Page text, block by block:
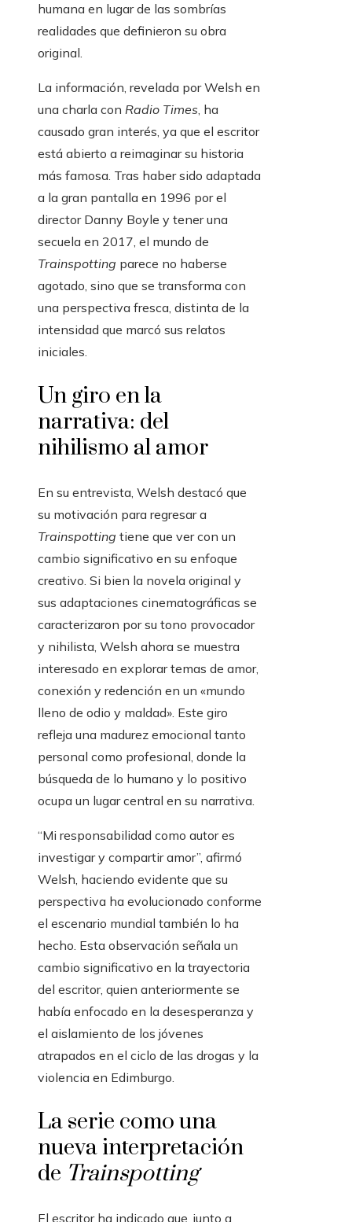
humana en lugar de las sombrías
realidades que definieron su obra
original.
La información, revelada por Welsh en
una charla con Radio Times, ha
causado gran interés, ya que el escritor
está abierto a reimaginar su historia
más famosa. Tras haber sido adaptada
a la gran pantalla en 1996 por el
director Danny Boyle y tener una
secuela en 2017, el mundo de
Trainspotting parece no haberse
agotado, sino que se transforma con
una perspectiva fresca, distinta de la
intensidad que marcó sus relatos
iniciales.
Un giro en la
narrativa: del
nihilismo al amor
En su entrevista, Welsh destacó que
su motivación para regresar a
Trainspotting tiene que ver con un
cambio significativo en su enfoque
creativo. Si bien la novela original y
sus adaptaciones cinematográficas se
caracterizaron por su tono provocador
y nihilista, Welsh ahora se muestra
interesado en explorar temas de amor,
conexión y redención en un «mundo
lleno de odio y maldad». Este giro
refleja una madurez emocional tanto
personal como profesional, donde la
búsqueda de lo humano y lo positivo
ocupa un lugar central en su narrativa.
“Mi responsabilidad como autor es
investigar y compartir amor”, afirmó
Welsh, haciendo evidente que su
perspectiva ha evolucionado conforme
el escenario mundial también lo ha
hecho. Esta observación señala un
cambio significativo en la trayectoria
del escritor, quien anteriormente se
había enfocado en la desesperanza y
el aislamiento de los jóvenes
atrapados en el ciclo de las drogas y la
violencia en Edimburgo.
La serie como una
nueva interpretación
de Trainspotting
El escritor ha indicado que, junto a